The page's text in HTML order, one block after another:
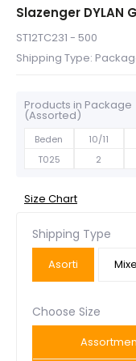
Slazenger DYLAN
ST12TC231 - 500
Shipping Type:
Products in Package
(Assorted)
Beden 10/11
T025
2
Size Chart
Shipping Type
Asorti
Choose Size